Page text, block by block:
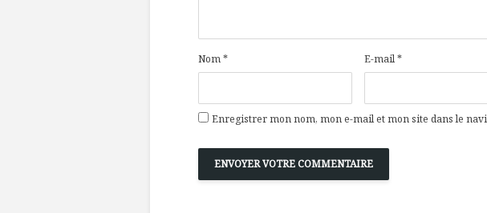
Nom* E-mail*
Enregistrer mon nom, mon e-mail et mon site dans le